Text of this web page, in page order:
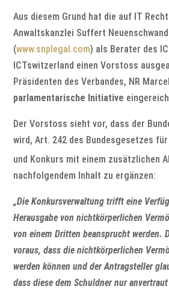
Aus diesem Grund hat die auf IT
Anwaltskanzlei Suffert
(www.snplegal.com) als Berater des
ICTswitzerland einen Vorstoss
Präsidenten des Verbandes, NR
parlamentarische Initiative
Der Vorstoss sieht vor, dass der
wird, Art. 242 des Bundesgesetzes
und Konkurs mit einem zusätzlichen
nachfolgendem Inhalt zu ergänzen:
„Die Konkursverwaltung trifft eine
Herausgabe von nichtkörperlichen
von einem Dritten beansprucht werden.
voraus, dass die nichtkörperlichen
werden können und der Antragsteller
dass diese dem Schuldner nur